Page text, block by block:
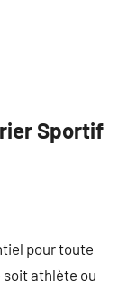
Sportif
pour toute
soit athlète ou